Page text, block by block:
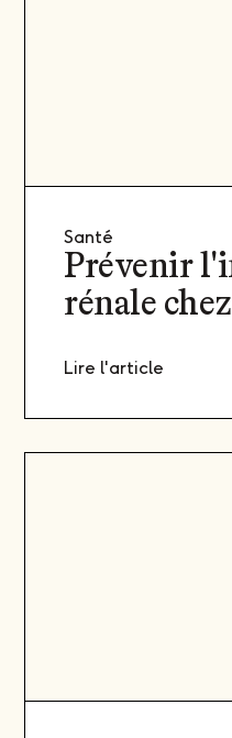
Santé
Prévenir
rénale
Lire l'article